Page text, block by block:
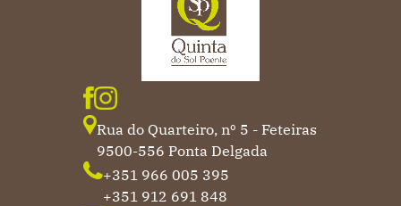
Rua do Quarteiro, nº 5 - Feteiras
9500-556 Ponta Delgada
+351 966 005 395
+351 912 691 848